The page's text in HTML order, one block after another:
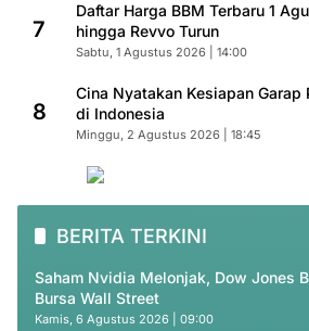
7
Daftar Harga BBM Terbaru 1
hingga Revvo Turun
Sabtu, 1 Agustus 2026 | 14:00
8
Cina Nyatakan Kesiapan Garap
di Indonesia
Minggu, 2 Agustus 2026 | 18:45
BERITA TERKINI
Saham Nvidia Melonjak, Dow Jones
Bursa Wall Street
Kamis, 6 Agustus 2026 | 09:00